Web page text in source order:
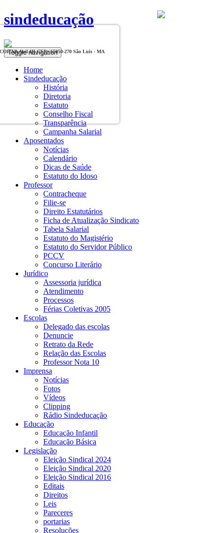
sindeducação
Toggle navigation
Home
Sindeducação
História
Diretoria
Estatuto
Conselho Fiscal
Transparência
Campanha Salarial
Aposentados
Notícias
Calendário
Dicas de Saúde
Estatuto do Idoso
Professor
Contracheque
Filie-se
Direito Estatutários
Ficha de Atualização Sindicato
Tabela Salarial
Estatuto do Magistério
Estatuto do Servidor Público
PCCV
Concurso Literário
Jurídico
Assessoria jurídica
Atendimento
Processos
Férias Coletivas 2005
Escolas
Delegado das escolas
Denuncie
Retrato da Rede
Relação das Escolas
Professor Nota 10
Imprensa
Notícias
Fotos
Vídeos
Clipping
Rádio Sindeducação
Educação
Educação Infantil
Educação Básica
Legislação
Eleição Sindical 2024
Eleição Sindical 2020
Eleição Sindical 2016
Editais
Direitos
Leis
Pareceres
portarias
Resoluções
COHAB Anil III CEP - 65050-270 São Luis - MA